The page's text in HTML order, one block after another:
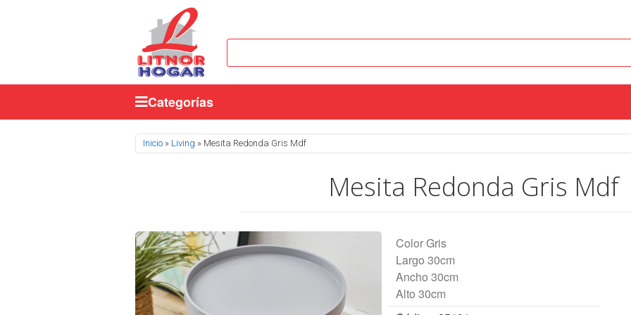
Categorías
Se encuentra usted aquí
Inicio » Living » Mesita Redonda Gris Mdf
Mesita Redonda Gris Mdf
Color Gris
Largo 30cm
Ancho 30cm
Alto 30cm